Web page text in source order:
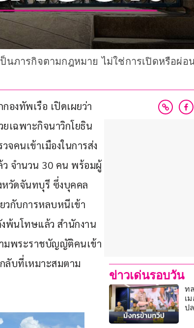
นภารกิจตามกฎหมาย ไม่ใช่การเปิดหรือผ่อ
เฉพาะกิจนาวิกโยธิน
คนเข้าเมืองในการส่ง
จำนวน 30 คน พร้อมผู้
วัดจันทบุรี ซึ่งบุคคล
วกับการหลบหนีเข้า
พ้นโทษแล้ว สำนักงาน
มพระราชบัญญัติคนเข้า
ลับที่เหมาะสมตาม
ข่าวเด่นรอบวัน
ท
เ
ป